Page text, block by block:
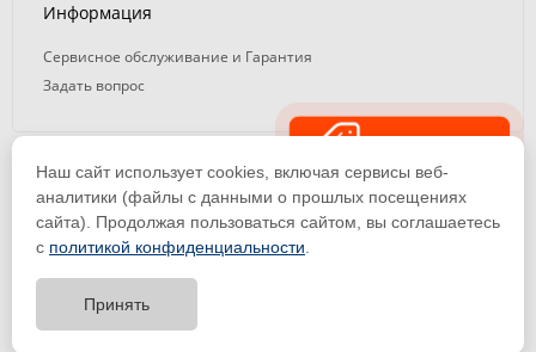
Информация
Сервисное обслуживание и Гарантия
Задать вопрос
© 2008 — 2026. ООО «ТК Вэлд Плюс»
Email: ideasvarki@wp116.ru
Тел.: 8 800 101-08-75 (с 10:00 до 19:00)
ООО «Торговая Компания Вэлд Плюс» | ИНН 1650288518 | ОГРН
1141650012184
Наш сайт использует cookies, включая сервисы веб-
аналитики (файлы с данными о прошлых посещениях
сайта). Продолжая пользоваться сайтом, вы соглашаетесь
с политикой конфиденциальности
Принять